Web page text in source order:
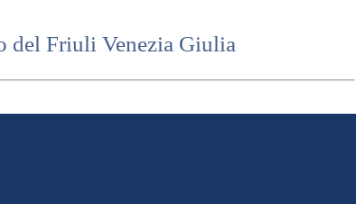
del Friuli Venezia Giulia